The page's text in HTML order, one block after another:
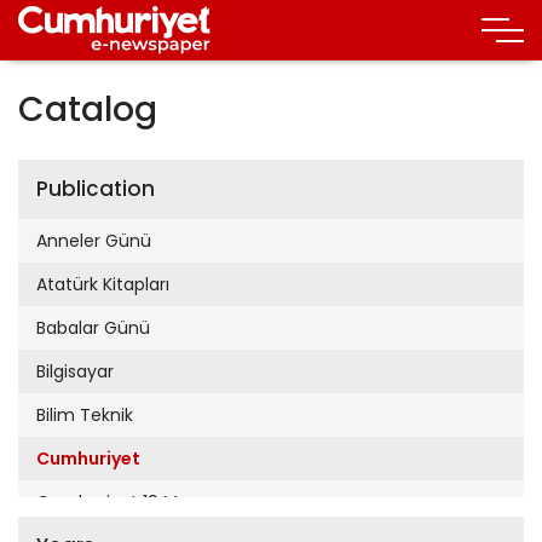
Catalog
Publication
Anneler Günü
Atatürk Kitapları
Babalar Günü
Bilgisayar
Bilim Teknik
Cumhuriyet
Cumhuriyet 19 Mayıs